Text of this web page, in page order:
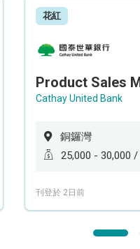
花紅
Cathay United Bank
銅鑼灣
25,000 - 30,000
刊登於 2日前